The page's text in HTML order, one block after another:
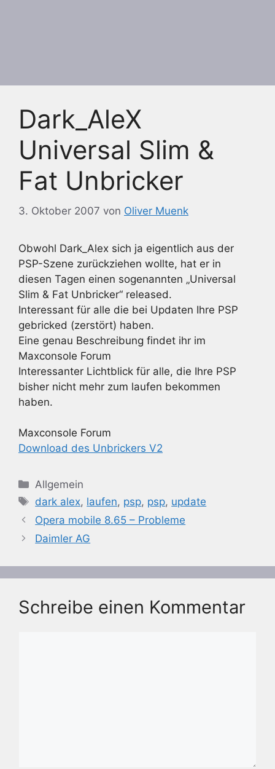
Dark_AleX
Universal Slim &
Fat Unbricker
3. Oktober 2007 von Oliver Muenk
Obwohl Dark_Alex sich ja eigentlich aus der
PSP-Szene zurückziehen wollte, hat er in
diesen Tagen einen sogenannten „Universal
Slim & Fat Unbricker“ released.
Interessant für alle die bei Updaten Ihre PSP
gebricked (zerstört) haben.
Eine genau Beschreibung findet ihr im
Maxconsole Forum
Interessanter Lichtblick für alle, die Ihre PSP
bisher nicht mehr zum laufen bekommen
haben.
Maxconsole Forum
Download des Unbrickers V2
Kategorien
Allgemein
Schlagwörter
dark alex, laufen, psp, psp, update
Opera mobile 8.65 – Probleme
Daimler AG
Schreibe einen Kommentar